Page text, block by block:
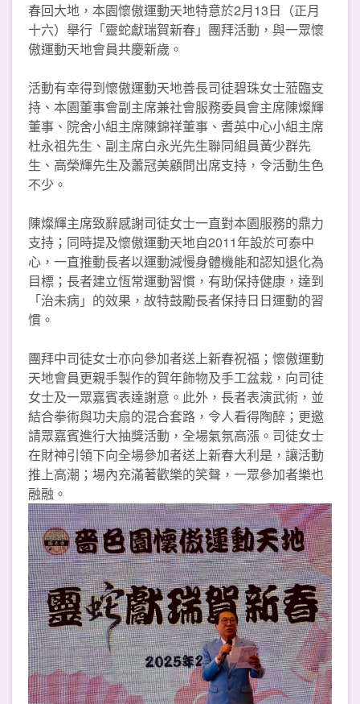
春回大地，本園懷傲運動天地特意於2月13日（正月
十六）舉行「靈蛇獻瑞賀新春」團拜活動，與一眾懷
傲運動天地會員共慶新歲。
活動有幸得到懷傲運動天地善長司徒碧珠女士蒞臨支
持、本園董事會副主席兼社會服務委員會主席陳燦輝
董事、院舍小組主席陳錦祥董事、耆英中心小組主席
杜永祖先生、副主席白永光先生聯同組員黃少群先
生、高榮輝先生及蕭冠美顧問出席支持，令活動生色
不少。
陳燦輝主席致辭感謝司徒女士一直對本園服務的鼎力
支持；同時提及懷傲運動天地自2011年設於可泰中
心，一直推動長者以運動減慢身體機能和認知退化為
目標；長者建立恆常運動習慣，有助保持健康，達到
「治未病」的效果，故特鼓勵長者保持日日運動的習
慣。
團拜中司徒女士亦向參加者送上新春祝福；懷傲運動
天地會員更親手製作的賀年飾物及手工盆栽，向司徒
女士及一眾嘉賓表達謝意。此外，長者表演武術，並
結合拳術與功夫扇的混合套路，令人看得陶醉；更邀
請眾嘉賓進行大抽獎活動，全場氣氛高漲。司徒女士
在財神引領下向全場參加者送上新春大利是，讓活動
推上高潮；場內充滿著歡樂的笑聲，一眾參加者樂也
融融。